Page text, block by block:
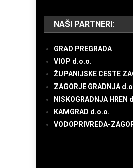
NAŠI PARTNERI:
GRAD PREGRADA
VIOP d.o.o.
ŽUPANIJSKE CESTE
ZAGORJE GRADNJA
NISKOGRADNJA HREN
KAMGRAD d.o.o.
VODOPRIVREDA-